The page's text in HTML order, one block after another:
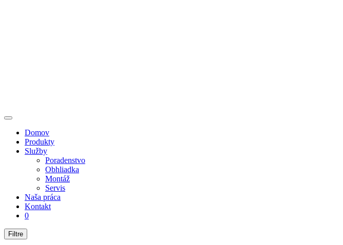
Domov
Produkty
Služby
Poradenstvo
Obhliadka
Montáž
Servis
Naša práca
Kontakt
0
Filtre